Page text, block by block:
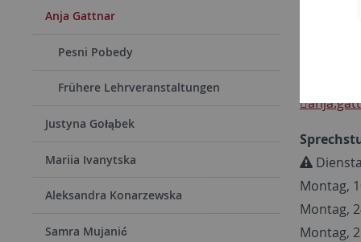
Anja Gattnar
Pesni Pobedy
Frühere Lehrveranstaltungen
Justyna Gołąbek
Mariia Ivanytska
Aleksandra Konarzewska
Samra Mujanić
Montag,
Montag,
Montag,